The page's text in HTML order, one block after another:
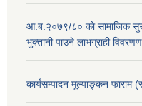
आ.ब.२०७९/८० काे सामाजिक
भुक्तानी पाउने लाभग्राही विवरणण
कार्यसम्पादन मूल्याङ्कन फाराम